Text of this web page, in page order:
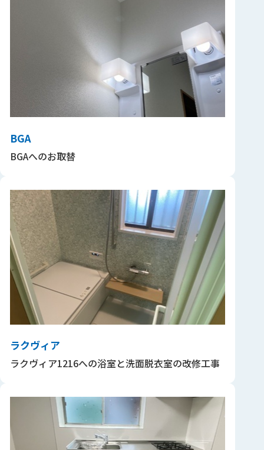
BGA
BGAへのお取替
ラクヴィア
ラクヴィア1216への浴室と洗面脱衣室の改修工事